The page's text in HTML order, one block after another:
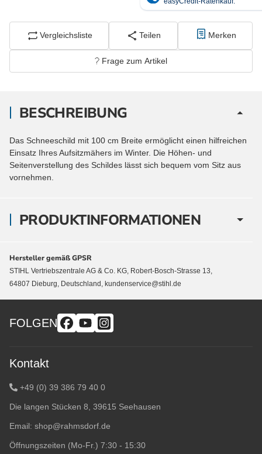
Vergleichsliste Teilen Merken
Frage zum Artikel
PRODUKTINFORMATIONEN
BESCHREIBUNG
Das Schneeschild mit 100 cm Breite ermöglicht einen hilfreichen
Einsatz Ihres Aufsitzmähers im Winter. Die Höhen- und
Seitenverstellung des Schildes lässt sich bequem vom Sitz aus
vornehmen.
Hersteller gemäß GPSR
STIHL Vertriebszentrale AG & Co. KG, Robert-Bosch-Strasse 13,
64807 Dieburg, Deutschland, kundenservice@stihl.de
FOLGEN
Kontakt
+49 (0) 39 386 79 40 0
Die langen Stücken 8, 39615 Seehausen
Email: shop@rahmsdorf.de
Öffnungszeiten (Mo-Fr.) 7:30 - 15:30